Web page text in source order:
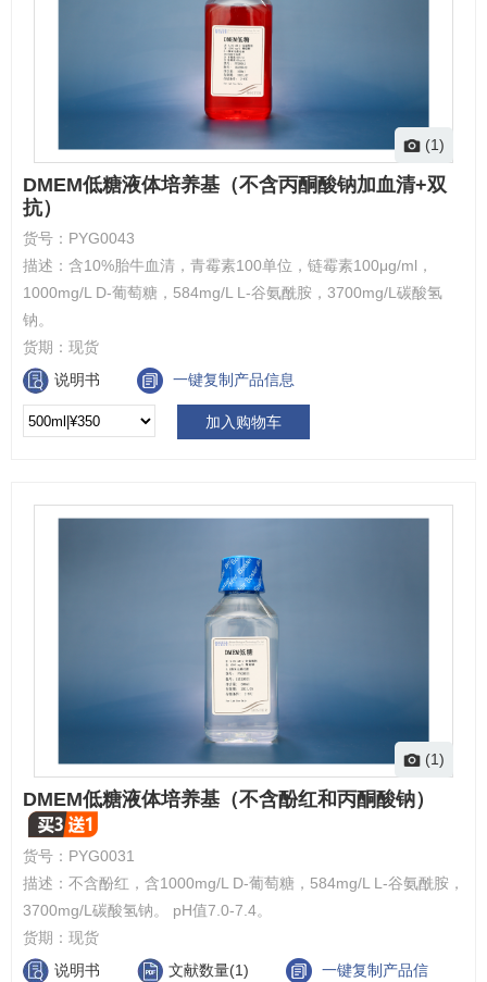
(1)
DMEM低糖液体培养基（不含丙酮酸钠加血清+双
抗）
货号： PYG0043
描述： 含10%胎牛血清，青霉素100单位，链霉素100μg/ml，
1000mg/L D-葡萄糖，584mg/L L-谷氨酰胺，3700mg/L碳酸氢
钠。
货期： 现货
说明书
一键复制产品信息
加入购物车
(1)
DMEM低糖液体培养基（不含酚红和丙酮酸钠）
货号： PYG0031
描述： 不含酚红，含1000mg/L D-葡萄糖，584mg/L L-谷氨酰胺，
3700mg/L碳酸氢钠。 pH值7.0-7.4。
货期： 现货
说明书
文献数量(1)
一键复制产品信